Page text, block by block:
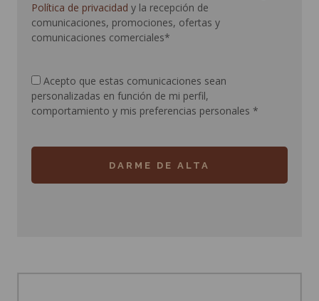
Política de privacidad y la recepción de
comunicaciones, promociones, ofertas y
comunicaciones comerciales*
Acepto que estas comunicaciones sean
personalizadas en función de mi perfil,
comportamiento y mis preferencias personales *
DARME DE ALTA